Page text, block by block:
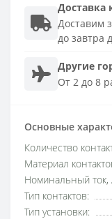
Доставка
Доставим
до завтра
Другие
От 2 до 8
Основные
Количество
Материал
Номинальный ток,
Тип контактов:
Тип установки: